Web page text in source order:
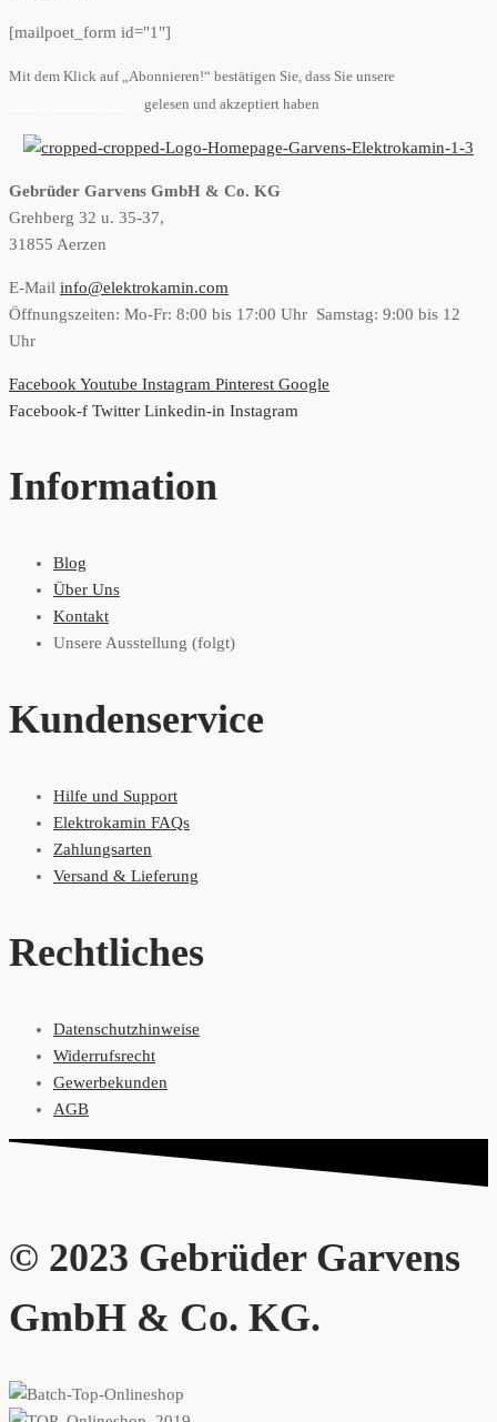
[mailpoet_form id="1"]
Mit dem Klick auf „Abonnieren!“ bestätigen Sie, dass Sie unsere
gelesen und akzeptiert haben
Gebrüder Garvens GmbH & Co. KG
Grehberg 32 u. 35-37,
31855 Aerzen
E-Mail info@elektrokamin.com
Öffnungszeiten: Mo-Fr: 8:00 bis 17:00 Uhr Samstag: 9:00 bis 12
Uhr
Facebook Youtube Instagram Pinterest Google
Facebook-f Twitter Linkedin-in Instagram
Information
Blog
Über Uns
Kontakt
Unsere Ausstellung (folgt)
Kundenservice
Hilfe und Support
Elektrokamin FAQs
Zahlungsarten
Versand & Lieferung
Rechtliches
Datenschutzhinweise
Widerrufsrecht
Gewerbekunden
AGB
© 2023 Gebrüder Garvens
GmbH & Co. KG.